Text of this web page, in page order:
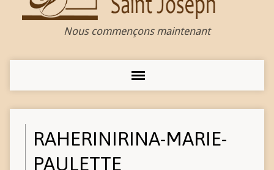
Nous commençons maintenant
RAHERINIRINA-MARIE-
PAULETTE